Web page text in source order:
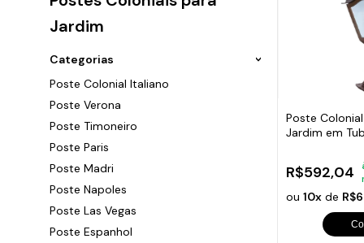
Jardim
Categorias
Poste Colonial Italiano
Poste Verona
Poste Timoneiro
Poste Paris
Poste Madri
Poste Napoles
Poste Las Vegas
Poste Espanhol
Poste
Jardim em
R$592,04
ou10x de